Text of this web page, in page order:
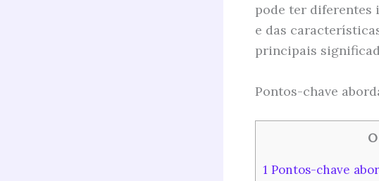
pode ter diferentes
e das
principais
Pontos-chave
1 Pontos-chave